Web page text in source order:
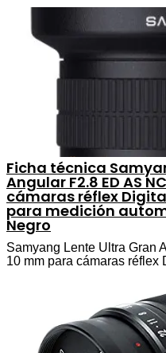
Ficha técnica
Angular F2.8 ED AS
cámaras réflex
para medición
Negro
Samyang Lente Ultra Gran
10 mm para cámaras